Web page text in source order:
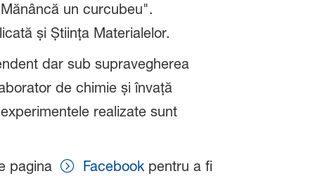
un curcubeu".
și Știința Materialelor.
dar sub supravegherea
de chimie și învață
realizate sunt
pagina
Facebookpentru a fi